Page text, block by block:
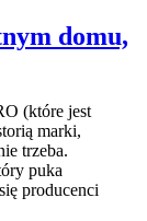
domu,
(które jest
marki,
trzeba.
puka
producenci